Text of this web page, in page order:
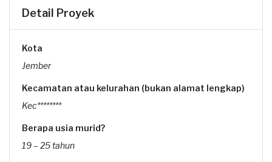
Detail Proyek
Kota
Jember
Kecamatan atau kelurahan (bukan alamat lengkap)
Kec********
Berapa usia murid?
19 – 25 tahun